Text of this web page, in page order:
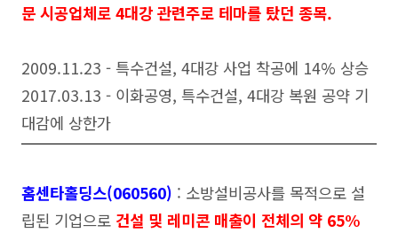
문 시공업체로 4대강 관련주로 테마를 탔던 종목.
2009.11.23 - 특수건설, 4대강 사업 착공에 14% 상승
2017.03.13 - 이화공영, 특수건설, 4대강 복원 공약 기
대감에 상한가
홈센타홀딩스(060560) : 소방설비공사를 목적으로 설
립된 기업으로 건설 및 레미콘 매출이 전체의 약 65%